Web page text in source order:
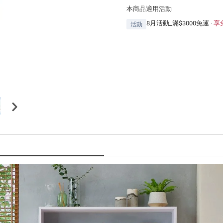
本商品適用活動
活動 8月活動_滿$3000免運 ·享